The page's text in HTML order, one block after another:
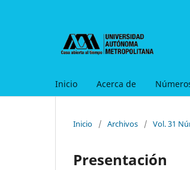
Inicio Acerca de
Inicio / Archivos / Vol. 31
Presentación